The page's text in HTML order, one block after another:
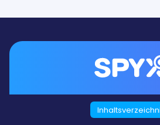
Hör auf, dir